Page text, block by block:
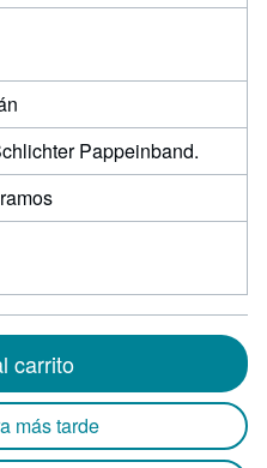
Pappeinband.
carrito
más tarde